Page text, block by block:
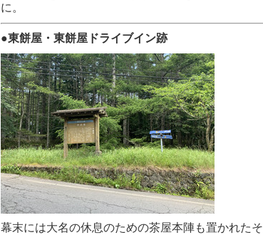
に。
●東餅屋・東餅屋ドライブイン跡
幕末には大名の休息のための茶屋本陣も置かれたそ